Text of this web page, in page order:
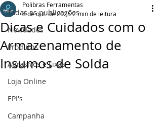
Todas as publicações
Novidades
Produtos
Abrasivos e Lixas
Loja Online
EPI's
Campanha
Dicas e Cuidados com o
Armazenamento de
Insumos de Solda
Polibras Ferramentas
8 de out. de 20252 min de leitura